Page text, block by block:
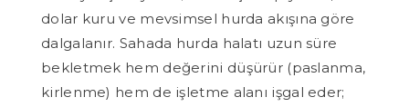
dolar kuru ve mevsimsel hurda akışına göre
dalgalanır. Sahada hurda halatı uzun süre
bekletmek hem değerini düşürür (paslanma,
kirlenme) hem de işletme alanı işgal eder;